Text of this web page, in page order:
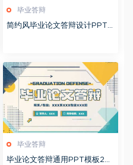
毕业答辩
简约风毕业论文答辩设计PPT
毕业答辩
毕业论文答辩通用PPT模板20